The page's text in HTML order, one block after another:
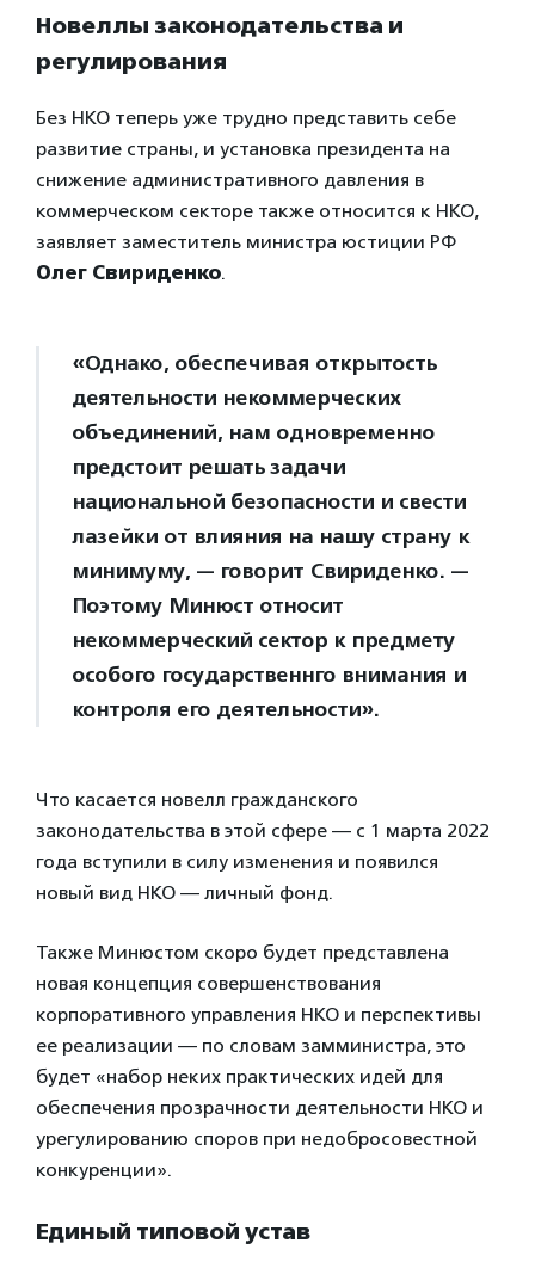
Новеллы законодательства и
регулирования
Без НКО теперь уже трудно представить себе
развитие страны, и установка президента на
снижение административного давления в
коммерческом секторе также относится к НКО,
заявляет заместитель министра юстиции РФ
Олег Свириденко.
«Однако, обеспечивая открытость
деятельности некоммерческих
объединений, нам одновременно
предстоит решать задачи
национальной безопасности и свести
лазейки от влияния на нашу страну к
минимуму, — говорит Свириденко. —
Поэтому Минюст относит
некоммерческий сектор к предмету
особого государственнго внимания и
контроля его деятельности».
Что касается новелл гражданского
законодательства в этой сфере — с 1 марта 2022
года вступили в силу изменения и появился
новый вид НКО — личный фонд.
Также Минюстом скоро будет представлена
новая концепция совершенствования
корпоративного управления НКО и перспективы
ее реализации — по словам замминистра, это
будет «набор неких практических идей для
обеспечения прозрачности деятельности НКО и
урегулированию споров при недобросовестной
конкуренции».
Единый типовой устав